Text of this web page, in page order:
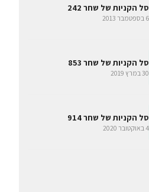
סל הקניות של שחר 242
6 בספטמבר 2013
סל הקניות של שחר 853
30 במרץ 2019
סל הקניות של שחר 914
4 באוקטובר 2020